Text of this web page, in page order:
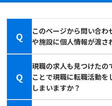
Q
このページから問い合
や施設に個人情報が渡さ
Q
現職の求人も見つけたの
ことで現職に転職活動
しまいますか？